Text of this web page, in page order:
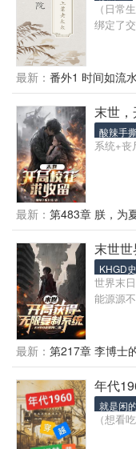
（日常
绑定了
最新： 番外1 时间如流
末世
酸辣手
系统+丧
最新： 第483章 朕，为
末世
KHGD
世界末
能源源
最新： 第217章 李博士
年代
就是闲的
（想看